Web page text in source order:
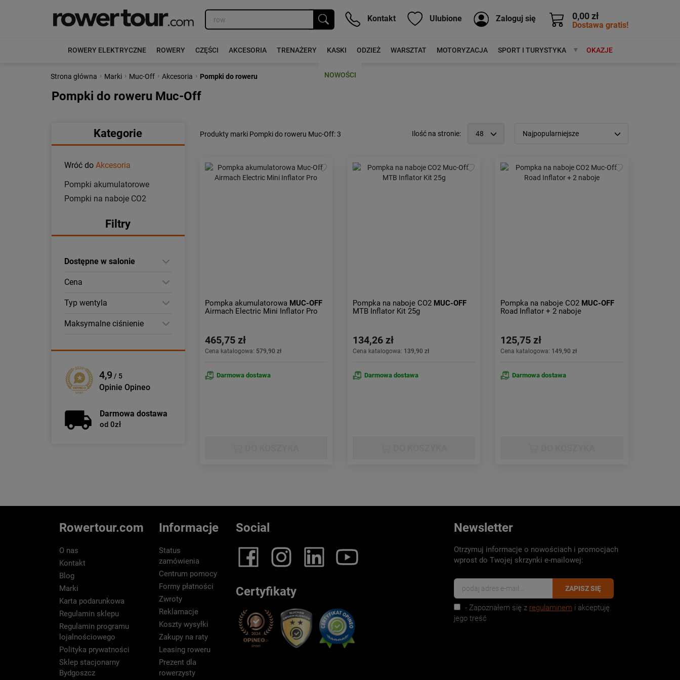
0,00 zł
Dostawa gratis!
Kontakt Ulubione Zaloguj się
ROWERY ELEKTRYCZNE ROWERY CZĘŚCI AKCESORIA TRENAŻERY KASKI ODZIEŻ WARSZTAT MOTORYZACJA SPORT I TURYSTYKA MARKIOKAZJE
NOWOŚCI
Strona główna › Marki › Muc-Off › Akcesoria › Pompki do roweru
Pompki do roweru Muc-Off
Ilość na stronie: 48 Najpopularniejsze
Cena:
od najniższej
od najwyższej
Kategorie
Wróć do Akcesoria
Pompki akumulatorowe
Pompki na naboje CO2
Filtry
Dostępne w salonie
Cena
Typ wentyla
Maksymalne ciśnienie
4,9 / 5
Opinie Opineo
Darmowa dostawa
od 0zł
Produkty marki Pompki do roweru Muc-Off: 3
Pompka akumulatorowa MUC-OFF
Airmach Electric Mini Inflator Pro
465,75 zł
Cena katalogowa: 579,90 zł
Darmowa dostawa
Pompka na naboje CO2 MUC-OFF
MTB Inflator Kit 25g
134,26 zł
Cena katalogowa: 139,90 zł
Darmowa dostawa
Pompka na naboje CO2 MUC-OFF
Road Inflator + 2 naboje
125,75 zł
Cena katalogowa: 149,90 zł
Darmowa dostawa
Rowertour.com
O nas
Kontakt
Blog
Marki
Karta podarunkowa
Regulamin sklepu
Regulamin programu
lojalnościowego
Polityka prywatności
Sklep stacjonarny
Bydgoszcz
Informacje
Status
zamówienia
Centrum pomocy
Formy płatności
Zwroty
Reklamacje
Koszty wysyłki
Zakupy na raty
Leasing roweru
Prezent dla
rowerzysty
Social
Certyfikaty
Newsletter
Otrzymuj informacje o nowościach i promocjach
wprost do Twojej skrzynki e-mailowej:
ZAPISZ SIĘ
- Zapoznałem się z regulaminem i akceptuję
jego treść